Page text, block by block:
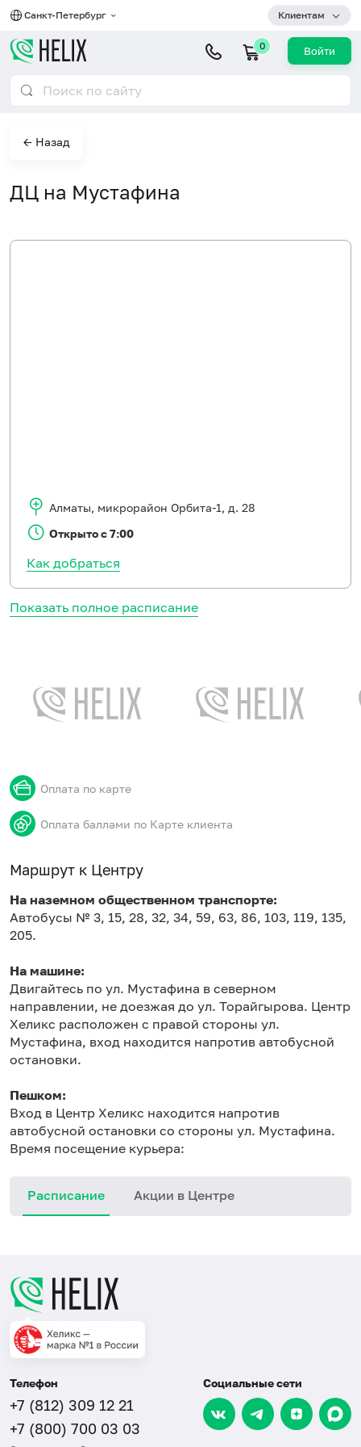
Санкт-Петербург Клиентам
0 Войти
← Назад
ДЦ на Мустафина
Показать полное расписание
Оплата по карте
Оплата баллами по Карте клиента
Маршрут к Центру
На наземном общественном транспорте:
Автобусы № 3, 15, 28, 32, 34, 59, 63, 86, 103, 119, 135,
205.
На машине:
Двигайтесь по ул. Мустафина в северном
направлении, не доезжая до ул. Торайгырова. Центр
Хеликс расположен с правой стороны ул.
Мустафина, вход находится напротив автобусной
остановки.
Пешком:
Вход в Центр Хеликс находится напротив
автобусной остановки со стороны ул. Мустафина.
Время посещение курьера:
Расписание Акции в Центре
Алматы, микрорайон Орбита-1, д. 28
Открыто с 7:00
Как добраться
Телефон
+7 (812) 309 12 21
+7 (800) 700 03 03
Социальные сети